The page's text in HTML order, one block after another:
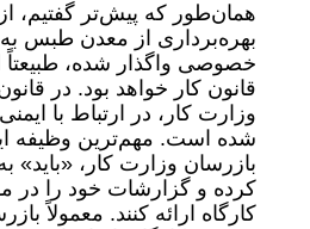
همان‌طور که پیش‌تر گفتیم،
بهره‌برداری از معدن طبس
خصوصی واگذار شده، طبیعتاً
قانون کار خواهد بود. در
وزارت کار، در ارتباط با
شده است. مهم‌ترین وظیفه
بازرسان وزارت کار، «باید»
کرده و گزارشات خود را در
کارگاه ارائه کنند. معمولاً